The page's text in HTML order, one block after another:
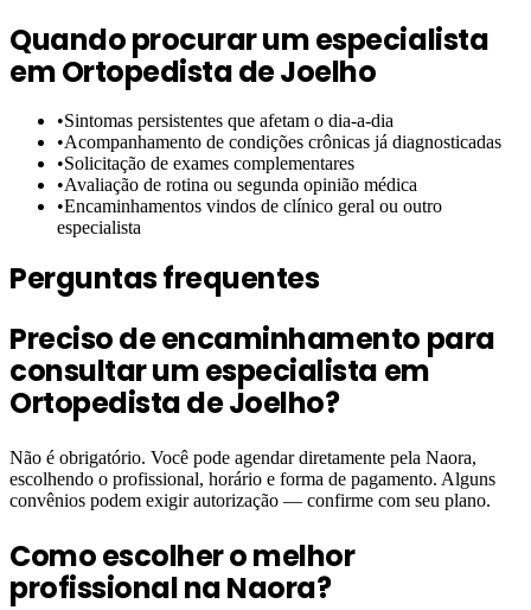
Quando procurar um especialista
emOrtopedista de Joelho
•Sintomas persistentes que afetam o dia-a-dia
•Acompanhamento de condições crônicas já diagnosticadas
•Solicitação de exames complementares
•Avaliação de rotina ou segunda opinião médica
•Encaminhamentos vindos de clínico geral ou outro
especialista
Perguntas frequentes
Preciso de encaminhamento para
consultar um especialista em
Ortopedista de Joelho?
Não é obrigatório. Você pode agendar diretamente pela Naora,
escolhendo o profissional, horário e forma de pagamento. Alguns
convênios podem exigir autorização — confirme com seu plano.
Como escolher o melhor
profissional na Naora?